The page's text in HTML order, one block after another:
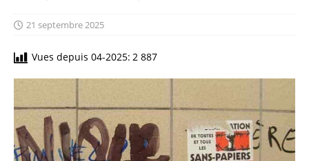
21 septembre 2025
Vues depuis 04-2025: 2 887